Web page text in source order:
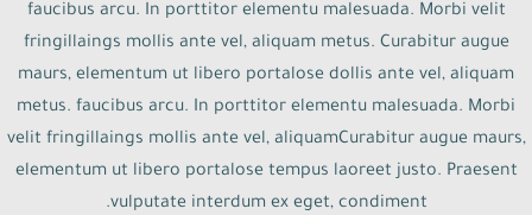
faucibus arcu. In porttitor elementu malesuada. Morbi velit
fringillaings mollis ante vel, aliquam metus. Curabitur augue
maurs, elementum ut libero portalose dollis ante vel, aliquam
metus. faucibus arcu. In porttitor elementu malesuada. Morbi
velit fringillaings mollis ante vel, aliquamCurabitur augue maurs,
elementum ut libero portalose tempus laoreet justo. Praesent
vulputate interdum ex eget, condiment.